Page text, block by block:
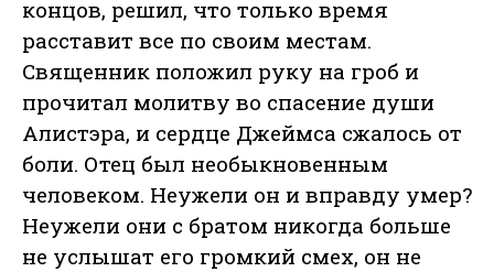
концов, решил, что только время
расставит все по своим местам.
Священник положил руку на гроб и
прочитал молитву во спасение души
Алистэра, и сердце Джеймса сжалось от
боли. Отец был необыкновенным
человеком. Неужели он и вправду умер?
Неужели они с братом никогда больше
не услышат его громкий смех, он не